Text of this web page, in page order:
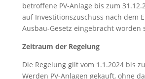
betroffene PV-Anlage bis zum
auf Investitionszuschuss nach dem
Ausbau-Gesetz eingebracht worden
Zeitraum der Regelung
Die Regelung gilt vom 1.1.2024 bis
Werden PV-Anlagen gekauft, ohne